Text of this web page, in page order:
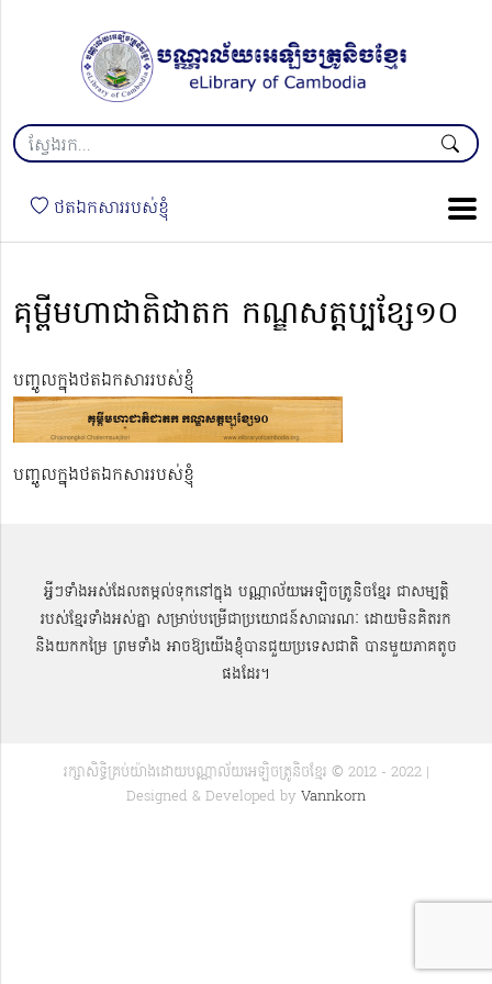
ថតឯកសាររបស់ខ្ញុំ
គុម្ពីមហាជាតិជាតក កណ្ឌសត្តប្បខ្សែ១០
បញ្ចូលក្នុងថតឯកសាររបស់ខ្ញុំ
បញ្ចូលក្នុងថតឯកសាររបស់ខ្ញុំ
អ្វីៗទាំងអស់ដែលតម្កល់ទុកនៅក្នុង បណ្ណាល័យអេឡិចត្រូនិចខ្មែរ ជាសម្បតិ្ត
របស់ខ្មែរទាំងអស់គ្នា សម្រាប់បម្រើជាប្រយោជន៍សាធារណៈ ដោយមិនគិតរក
និងយកកម្រៃ ព្រមទាំង អាចឱ្យយើងខ្ញុំបានជួយប្រទេសជាតិ បានមួយភាគតូច
ផងដែរ។
រក្សាសិទ្ធិគ្រប់យ៉ាងដោយបណ្ណាល័យអេឡិចត្រូនិចខ្មែរ © 2012 - 2022 |
Designed & Developed by Vannkorn